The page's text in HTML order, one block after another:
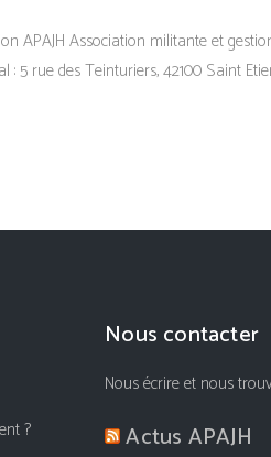
APAJH Association militante et
rue des Teinturiers, 42100 Saint
?
Nous contacter
Nous écrire et nous
Actus APAJH